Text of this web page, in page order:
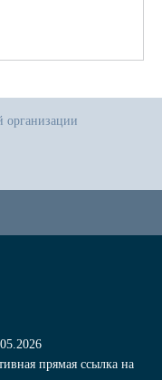
организации
прямая ссылка на